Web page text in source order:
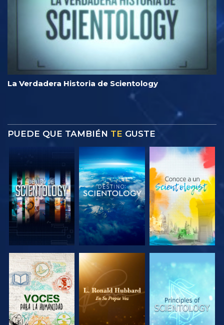
La Verdadera Historia de Scientology
PUEDE QUE TAMBIÉN TE GUSTE
EXPLORA LAS
SERIES
EXPLORA LAS
SERIES
EXPLORA LAS
SERIES